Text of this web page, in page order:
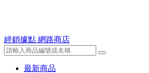
經銷據點 網路商店
最新商品